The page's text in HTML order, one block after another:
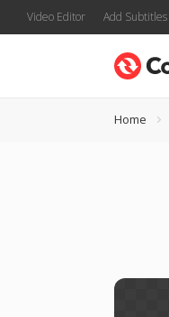
Video Editor Add
Home